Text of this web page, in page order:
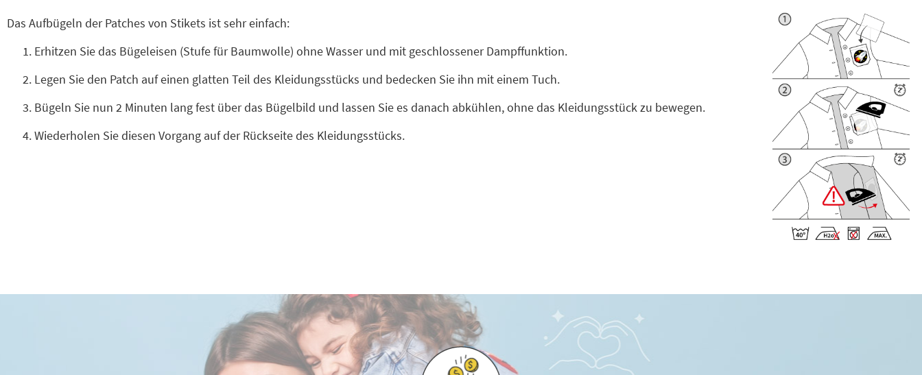
Das Aufbügeln der Patches von Stikets ist sehr einfach:
Erhitzen Sie das Bügeleisen (Stufe für Baumwolle) ohne Wasser und mit geschlossener Dampffunktion.
Legen Sie den Patch auf einen glatten Teil des Kleidungsstücks und bedecken Sie ihn mit einem Tuch.
Bügeln Sie nun 2 Minuten lang fest über das Bügelbild und lassen Sie es danach abkühlen, ohne das Kleidungsstück zu bewegen.
Wiederholen Sie diesen Vorgang auf der Rückseite des Kleidungsstücks.